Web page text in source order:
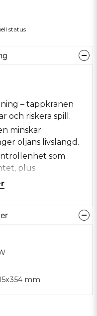
status
– tappkranen
och riskera spill.
minskar
oljans livslängd.
som
plus
användning.
varma
mm